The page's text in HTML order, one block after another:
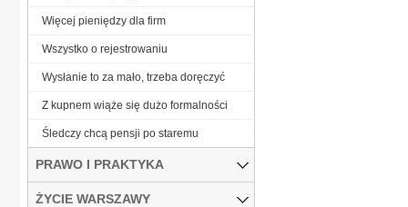
Więcej pieniędzy dla firm
Wszystko o rejestrowaniu
Wysłanie to za mało, trzeba doręczyć
Z kupnem wiąże się dużo formalności
Śledczy chcą pensji po staremu
PRAWO I PRAKTYKA
ŻYCIE WARSZAWY